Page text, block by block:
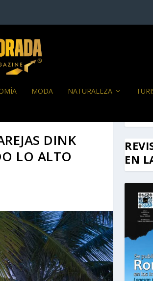
MODA NATURALEZA
DINK
LO ALTO
EN